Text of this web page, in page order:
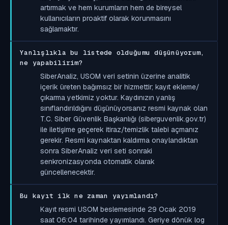
artırmak ve hem kurumların hem de bireysel
kullanıcıların proaktif olarak korunmasını
sağlamaktır.
Yanlışlıkla bu listede olduğumu düşünüyorum,
ne yapabilirim?
SiberAnaliz, USOM veri setinin üzerine analitik
içerik üreten bağımsız bir hizmettir; kayıt ekleme/
çıkarma yetkimiz yoktur. Kaydınızın yanlış
sınıflandırıldığını düşünüyorsanız resmi kaynak olan
T.C. Siber Güvenlik Başkanlığı (siberguvenlik.gov.tr)
ile iletişime geçerek itiraz/temizlik talebi açmanız
gerekir. Resmi kaynaktan kaldırma onaylandıktan
sonra SiberAnaliz veri seti sonraki
senkronizasyonda otomatik olarak
güncellenecektir.
Bu kayıt ilk ne zaman yayımlandı?
Kayıt resmi USOM beslemesinde 29 Ocak 2019
saat 06:04 tarihinde yayımlandı. Geriye dönük log